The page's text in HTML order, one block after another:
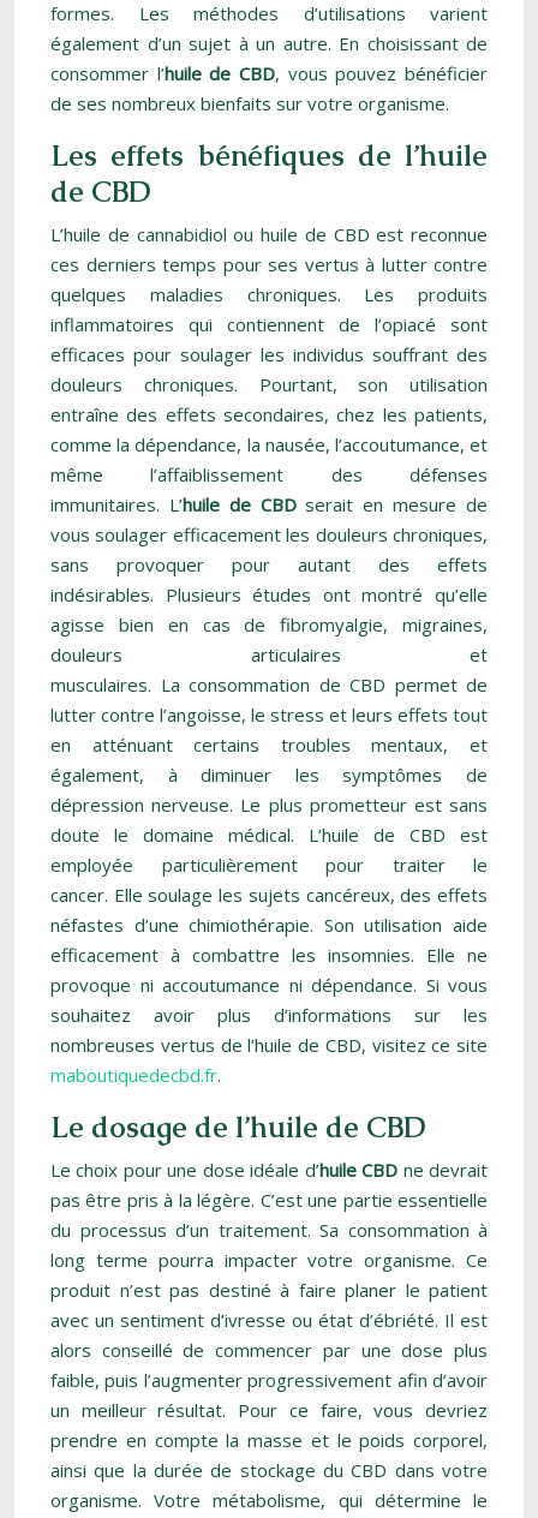
formes. Les méthodes d’utilisations varient
également d’un sujet à un autre. En choisissant de
consommer l’huile de CBD, vous pouvez bénéficier
de ses nombreux bienfaits sur votre organisme.
Les effets bénéfiques de l’huile
de CBD
L’huile de cannabidiol ou huile de CBD est reconnue
ces derniers temps pour ses vertus à lutter contre
quelques maladies chroniques. Les produits
inflammatoires qui contiennent de l’opiacé sont
efficaces pour soulager les individus souffrant des
douleurs chroniques. Pourtant, son utilisation
entraîne des effets secondaires, chez les patients,
comme la dépendance, la nausée, l’accoutumance, et
même l’affaiblissement des défenses
immunitaires. L’huile de CBDserait en mesure de
vous soulager efficacement les douleurs chroniques,
sans provoquer pour autant des effets
indésirables. Plusieurs études ont montré qu’elle
agisse bien en cas de fibromyalgie, migraines,
douleurs articulaires et
musculaires. La consommation de CBD permet de
lutter contre l’angoisse, le stress et leurs effets tout
en atténuant certains troubles mentaux, et
également, à diminuer les symptômes de
dépression nerveuse. Le plus prometteur est sans
doute le domaine médical. L’huile de CBD est
employée particulièrement pour traiter le
cancer. Elle soulage les sujets cancéreux, des effets
néfastes d’une chimiothérapie. Son utilisation aide
efficacement à combattre les insomnies. Elle ne
provoque ni accoutumance ni dépendance. Si vous
souhaitez avoir plus d’informations sur les
nombreuses vertus de l’huile de CBD, visitez ce site
maboutiquedecbd.fr.
Le dosage de l’huile de CBD
Le choix pour une dose idéale d’huile CBD ne devrait
pas être pris à la légère. C’est une partie essentielle
du processus d’un traitement. Sa consommation à
long terme pourra impacter votre organisme. Ce
produit n’est pas destiné à faire planer le patient
avec un sentiment d’ivresse ou état d’ébriété. Il est
alors conseillé de commencer par une dose plus
faible, puis l’augmenter progressivement afin d’avoir
un meilleur résultat. Pour ce faire, vous devriez
prendre en compte la masse et le poids corporel,
ainsi que la durée de stockage du CBD dans votre
organisme. Votre métabolisme, qui détermine le